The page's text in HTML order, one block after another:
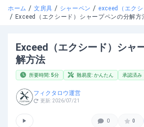
ホーム / 文房具 / シャーペン / exceed（エクシ
/ Exceed（エクシード）シャープペンの分解方
Exceed（エクシード）シャ
解方法
所要時間: 5分 難易度: かんたん 承認済み
フィクタロウ運営
更新: 2026/07/21
▶ 0 0